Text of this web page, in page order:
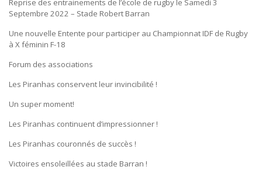
Reprise des entrainements de l’école de rugby le Samedi 3
Septembre 2022 – Stade Robert Barran
Une nouvelle Entente pour participer au Championnat IDF de Rugby
à X féminin F-18
Forum des associations
Les Piranhas conservent leur invincibilité !
Un super moment!
Les Piranhas continuent d’impressionner !
Les Piranhas couronnés de succès !
Victoires ensoleillées au stade Barran !